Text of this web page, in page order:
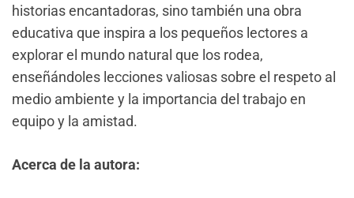
historias encantadoras, sino también una obra
educativa que inspira a los pequeños lectores a
explorar el mundo natural que los rodea,
enseñándoles lecciones valiosas sobre el respeto al
medio ambiente y la importancia del trabajo en
equipo y la amistad.
Acerca de la autora: